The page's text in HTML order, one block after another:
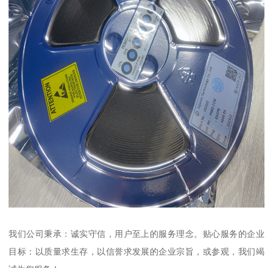
我们公司秉承：诚实守信，用户至上的服务理念。贴心服务的企业
目标：以质量求生存，以信誉求发展的企业宗旨，或参观，我们竭